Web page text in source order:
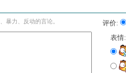
暴力、反动的言论。 评价:
表情: